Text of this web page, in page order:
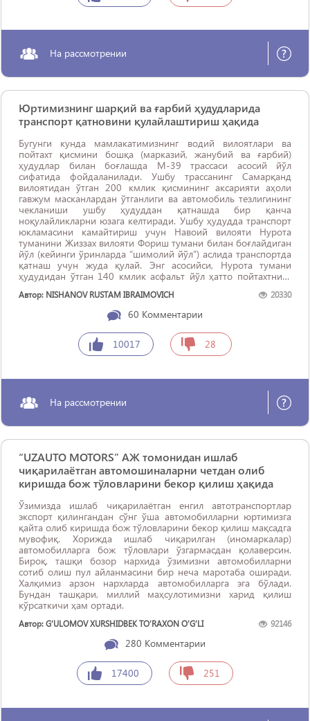
На рассмотрении
Юртимизнинг шарқий ва ғарбий ҳудудларида
транспорт қатновини қулайлаштириш ҳақида
Бугунги кунда мамлакатимизнинг водий вилоятлари ва
пойтахт қисмини бошқа (марказий, жанубий ва ғарбий)
ҳудудлар билан боғлашда М-39 трассаси асосий йўл
сифатида фойдаланилади. Ушбу трассанинг Самарқанд
вилоятидан ўтган 200 кмлик қисмининг аксарияти аҳоли
гавжум масканлардан ўтганлиги ва автомобиль тезлигининг
чекланиши ушбу ҳудуддан қатнашда бир қанча
ноқулайликларни юзага келтиради. Ушбу ҳудудда транспорт
юкламасини камайтириш учун Навоий вилояти Нурота
туманини Жиззах вилояти Фориш тумани билан боғлайдиган
йўл (кейинги ўринларда “шимолий йўл”) аслида транспортда
қатнаш учун жуда қулай. Энг асосийси, Нурота тумани
ҳудудидан ўтган 140 кмлик асфальт йўл ҳатто пойтахтнинг
Автор: NISHANOV RUSTAM IBRAIMOVICH 20330
60 Комментарии
10017 28
На рассмотрении
“UZAUTO MOTORS” АЖ томонидан ишлаб
чиқарилаётган автомошиналарни четдан олиб
киришда бож тўловларини бекор қилиш ҳақида
Ўзимизда ишлаб чиқарилаётган енгил автотранспортлар
экспорт қилингандан сўнг ўша автомобилларни юртимизга
қайта олиб киришда бож тўловларини бекор қилиш мақсадга
мувофиқ. Хорижда ишлаб чиқарилган (иномаркалар)
автомобилларга бож тўловлари ўзгармасдан қолаверсин.
Бироқ, ташқи бозор нархида ўзимизни автомобилларни
сотиб олиш пул айланмасини бир неча маротаба оширади.
Халқимиз арзон нархларда автомобилларга эга бўлади.
Бундан ташқари, миллий маҳсулотимизни харид қилиш
кўрсаткичи ҳам ортади.
Автор: G‘ULOMOV XURSHIDBEK TO‘RAXON O‘G‘LI 92146
280 Комментарии
17400 251